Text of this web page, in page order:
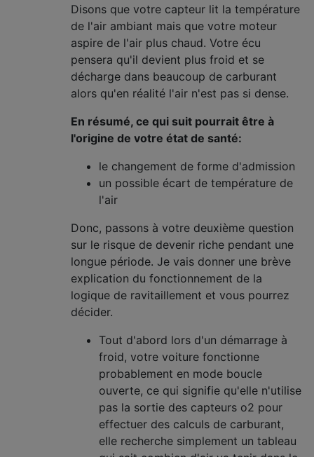
Disons que votre capteur lit la température
de l'air ambiant mais que votre moteur
aspire de l'air plus chaud. Votre écu
pensera qu'il devient plus froid et se
décharge dans beaucoup de carburant
alors qu'en réalité l'air n'est pas si dense.
En résumé, ce qui suit pourrait être à
l'origine de votre état de santé:
le changement de forme d'admission
un possible écart de température de
l'air
Donc, passons à votre deuxième question
sur le risque de devenir riche pendant une
longue période. Je vais donner une brève
explication du fonctionnement de la
logique de ravitaillement et vous pourrez
décider.
Tout d'abord lors d'un démarrage à
froid, votre voiture fonctionne
probablement en mode boucle
ouverte, ce qui signifie qu'elle n'utilise
pas la sortie des capteurs o2 pour
effectuer des calculs de carburant,
elle recherche simplement un tableau